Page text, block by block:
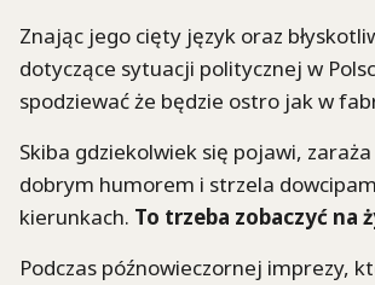
Znając jego cięty język oraz
dotyczące sytuacji politycznej w
spodziewać że będzie ostro jak w
Skiba gdziekolwiek się pojawi,
dobrym humorem i strzela
kierunkach. To trzeba zobaczyć na
Podczas późnowieczornej imprezy,